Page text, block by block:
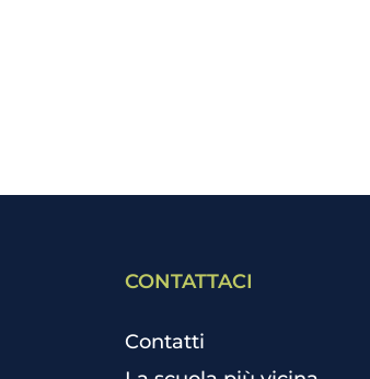
CONTATTACI
Contatti